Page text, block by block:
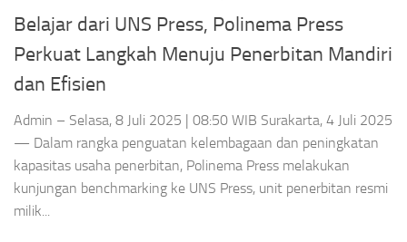
Belajar dari UNS Press, Polinema Press
Perkuat Langkah Menuju Penerbitan Mandiri
dan Efisien
Admin – Selasa, 8 Juli 2025 | 08:50 WIB Surakarta, 4 Juli 2025
— Dalam rangka penguatan kelembagaan dan peningkatan
kapasitas usaha penerbitan, Polinema Press melakukan
kunjungan benchmarking ke UNS Press, unit penerbitan resmi
milik...